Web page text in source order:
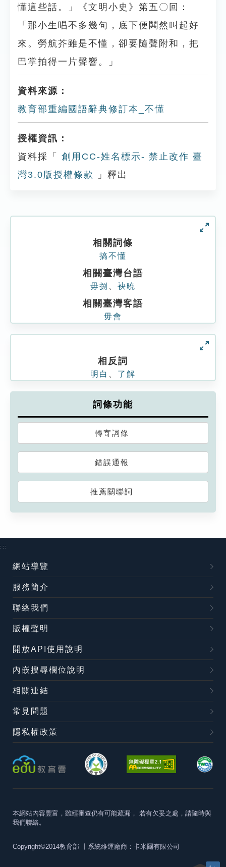
懂這些話。」《文明小史》第五〇回：
「那小生唱不多幾句，底下便鬨然叫起好
來。勞航芥雖是不懂，卻要隨聲附和，把
巴掌拍得一片聲響。」
資料來源：
教育部重編國語辭典修訂本_不懂
授權資訊：
資料採「
創用CC-姓名標示- 禁止改作 臺
灣3.0版授權條款
」釋出
相關詞條
搞不懂
相關臺灣台語
毋捌 袂曉
相關臺灣客語
毋會
相反詞
明白 了解
詞條功能
轉寄詞條
錯誤通報
推薦關聯詞
:::
網站導覽
服務簡介
聯絡我們
版權聲明
開放API使用說明
內嵌搜尋欄位說明
相關連結
常見問題
隱私權政策
本網站內容豐富，雖經審查仍有可能疏漏， 若有欠妥之處，請隨時與
我們聯絡。
Copyright©2014教育部 丨系統維運廠商：卡米爾有限公司